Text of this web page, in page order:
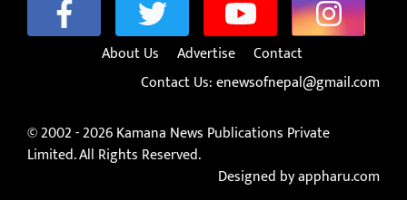
About Us Advertise
Contact
Contact Us:enewsofnepal@gmail.com
© 2002 - 2026 Kamana News Publications Private
Limited. All Rights Reserved.
Designed by appharu.com